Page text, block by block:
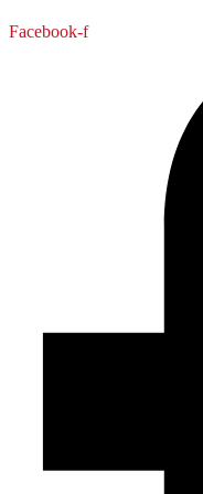
Facebook-f